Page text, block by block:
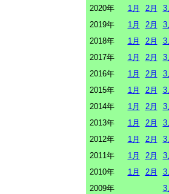
2020年
1月 2月
3
2019年
1月 2月
3
2018年
1月 2月
3
2017年
1月 2月
3
2016年
1月 2月
3
2015年
1月 2月
3
2014年
1月 2月
3
2013年
1月 2月
3
2012年
1月 2月
3
2011年
1月 2月
3
2010年
1月 2月
3
2009年
3